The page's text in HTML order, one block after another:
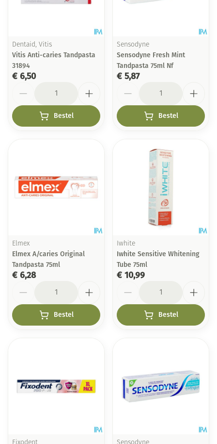
Dentaid, Vitis
Vitis Anti-caries Tandpasta
31894
€ 6,50
Bestel
Sensodyne
Sensodyne Fresh Mint
Tandpasta 75ml Nf
€ 5,87
Bestel
Elmex
Elmex A/caries Original
Tandpasta 75ml
€ 6,28
Bestel
Iwhite
Iwhite Sensitive Whitening
Tube 75ml
€ 10,99
Bestel